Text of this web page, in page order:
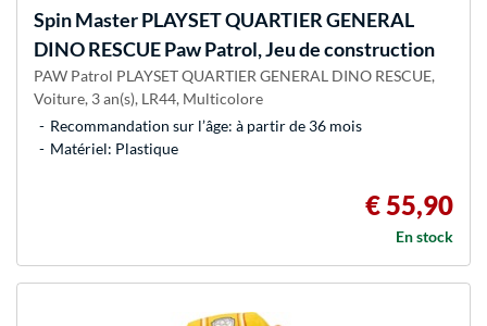
Spin MasterPLAYSET QUARTIER GENERAL
DINO RESCUE Paw Patrol, Jeu de construction
PAW Patrol PLAYSET QUARTIER GENERAL DINO RESCUE,
Voiture, 3 an(s), LR44, Multicolore
Recommandation sur l’âge: à partir de 36 mois
Matériel: Plastique
€ 55,90
En stock